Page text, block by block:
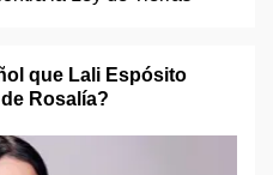
que Lali Espósito
Rosalía?